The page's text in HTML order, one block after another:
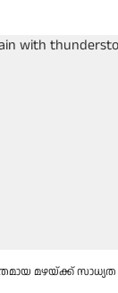
മഴയ്ക്ക് സാധ്യത